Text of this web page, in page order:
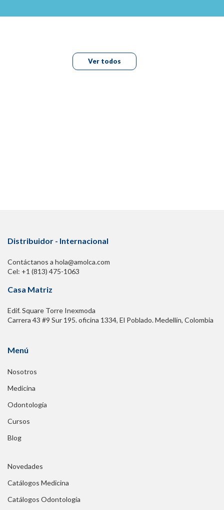
Ver todos
Distribuidor - Internacional
Contáctanos a hola@amolca.com
Cel: +1 (813) 475-1063
Casa Matriz
Edif. Square Torre Inexmoda
Carrera 43 #9 Sur 195. oficina 1334, El Poblado. Medellín, Colombia
Menú
Nosotros
Medicina
Odontología
Cursos
Blog
Novedades
Catálogos Medicina
Catálogos Odontología